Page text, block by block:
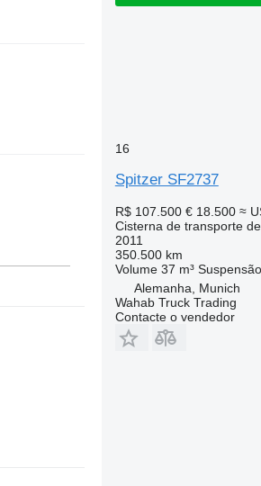
16
Spitzer SF2737
R$ 107.500 € 18.500 ≈
Cisterna de transporte
2011
350.500 km
Volume 37 m³ Suspensão
Alemanha, Munich
Wahab Truck Trading
Contacte o vendedor